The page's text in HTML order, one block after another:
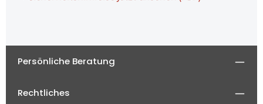
Persönliche Beratung
Rechtliches